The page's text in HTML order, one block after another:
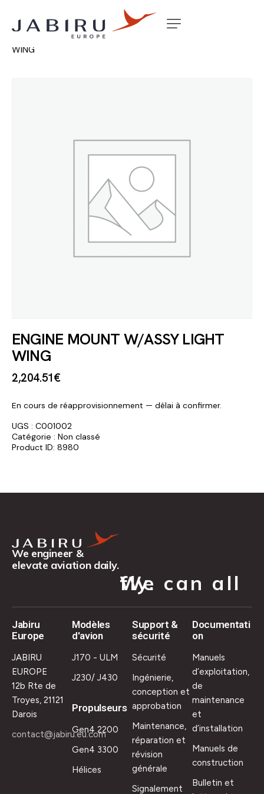
Accueil Non classé
WING
ENGINE MOUNT W/ASSY LIGHT
WING
2,204.51€
En cours de réapprovisionnement — délai à confirmer.
UGS : C001002
Catégorie : Non classé
Product ID: 8980
We engineer &
elevate aviation daily.
We can all fly.
Jabiru
Europe
JABIRU
EUROPE
12b Rte de
Troyes, 21121
Darois
contact@jabiru.eu.com
Modèles
d'avion
J170 - ULM
J230/ J430
Propulseurs
Gen4 2200
Gen4 3300
Hélices
Support &
sécurité
Sécurité
Ingénierie,
conception et
approbation
Maintenance,
réparation et
révision
générale
Signalement
Documentati
on
Manuels
d’exploitation,
de
maintenance
et
d’installation
Manuels de
construction
Bulletin et